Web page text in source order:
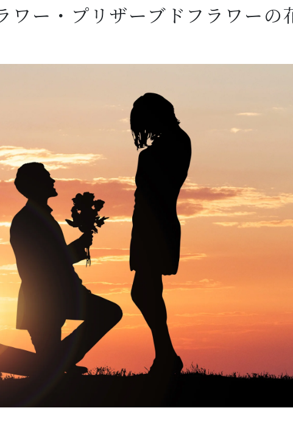
ワー・プリザーブドフラワーの